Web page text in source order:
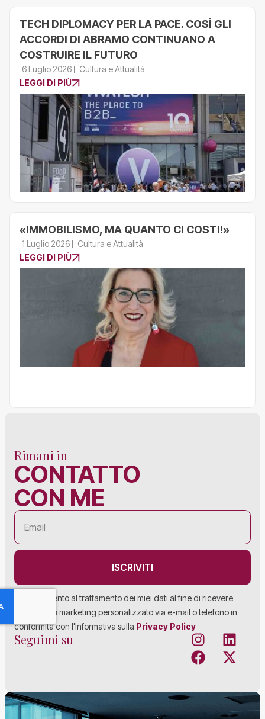
TECH DIPLOMACY PER LA PACE. COSÌ GLI
ACCORDI DI ABRAMO CONTINUANO A
COSTRUIRE IL FUTURO
6 Luglio 2026
Cultura e Attualità
LEGGI DI PIÙ
«IMMOBILISMO, MA QUANTO CI COSTI!»
1 Luglio 2026
Cultura e Attualità
LEGGI DI PIÙ
Rimani in
CONTATTO
CON ME
Acconsento al trattamento dei miei dati al fine di ricevere
materiale di marketing personalizzato via e-mail o telefono in
conformità con l'Informativa sulla Privacy Policy
ISCRIVITI
Seguimi su